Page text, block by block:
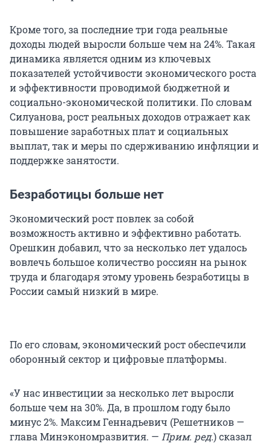
Кроме того, за последние три года реальные
доходы людей выросли больше чем на 24%. Такая
динамика является одним из ключевых
показателей устойчивости экономического роста
и эффективности проводимой бюджетной и
социально-экономической политики. По словам
Силуанова, рост реальных доходов отражает как
повышение заработных плат и социальных
выплат, так и меры по сдерживанию инфляции и
поддержке занятости.
Безработицы больше нет
Экономический рост повлек за собой
возможность активно и эффективно работать.
Орешкин добавил, что за несколько лет удалось
вовлечь большое количество россиян на рынок
труда и благодаря этому уровень безработицы в
России самый низкий в мире.
По его словам, экономический рост обеспечили
оборонный сектор и цифровые платформы.
«У нас инвестиции за несколько лет выросли
больше чем на 30%. Да, в прошлом году было
минус 2%. Максим Геннадьевич (Решетников —
глава Минэкономразвития. — Прим. ред.) сказал